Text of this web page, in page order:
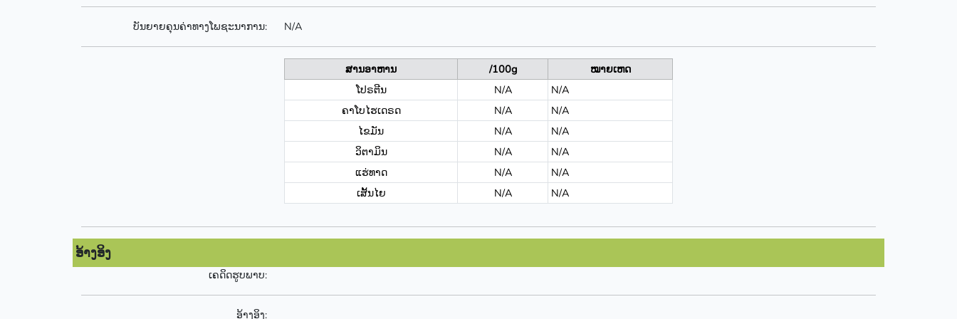
ບັນຍາຍຄຸນຄ່າທາງໂພຊະນາການ: N/A
ສານອາຫານ /100g
ໝາຍເຫດ
ໂປຣຕີນ
N/A
N/A
ຄາໂບໄຮເດຣດ
N/A
N/A
ໄຂມັນ
N/A
N/A
ວິຕາມິນ
N/A
N/A
ແຮ່ທາດ
N/A
N/A
ເສັ້ນໄຍ
N/A N/A
ອ້າງອິງ
ເຄດິດຮູບພາບ:
ອ້າງອິງ: